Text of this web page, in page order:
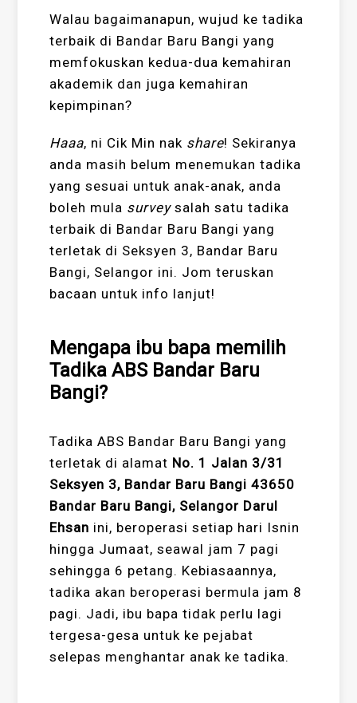
Walau bagaimanapun, wujud ke tadika
terbaik di Bandar Baru Bangi yang
memfokuskan kedua-dua kemahiran
akademik dan juga kemahiran
kepimpinan?
Haaa, ni Cik Min nak share! Sekiranya
anda masih belum menemukan tadika
yang sesuai untuk anak-anak, anda
boleh mula surveysalah satu tadika
terbaik di Bandar Baru Bangi yang
terletak di Seksyen 3, Bandar Baru
Bangi, Selangor ini. Jom teruskan
bacaan untuk info lanjut!
Mengapa ibu bapa memilih
Tadika ABS Bandar Baru
Bangi?
Tadika ABS Bandar Baru Bangi yang
terletak di alamat No. 1 Jalan 3/31
Seksyen 3, Bandar Baru Bangi 43650
Bandar Baru Bangi, Selangor Darul
Ehsan ini, beroperasi setiap hari Isnin
hingga Jumaat, seawal jam 7 pagi
sehingga 6 petang. Kebiasaannya,
tadika akan beroperasi bermula jam 8
pagi. Jadi, ibu bapa tidak perlu lagi
tergesa-gesa untuk ke pejabat
selepas menghantar anak ke tadika.